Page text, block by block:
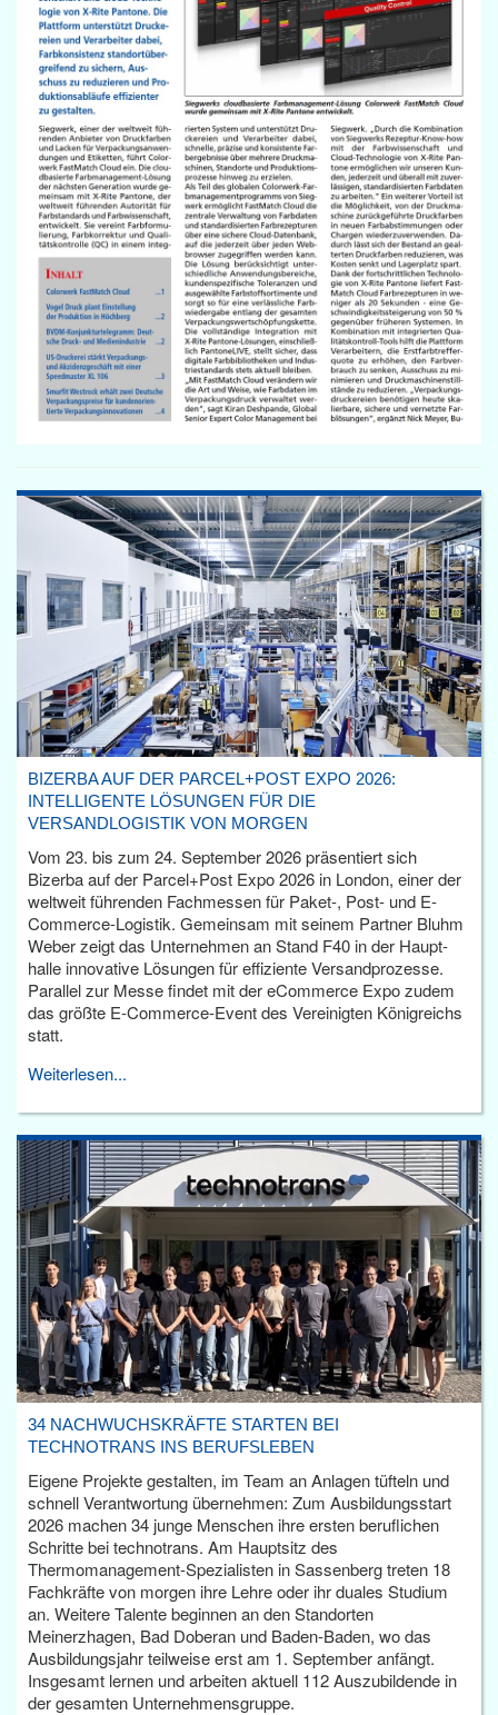
BIZERBA AUF DER PARCEL+POST EXPO 2026:
INTELLIGENTE LÖSUNGEN FÜR DIE
VERSANDLOGISTIK VON MORGEN
Vom 23. bis zum 24. September 2026 präsentiert sich
Bizerba auf der Parcel+Post Expo 2026 in London, einer der
weltweit führenden Fachmessen für Paket-, Post- und E-
Commerce-Logistik. Gemeinsam mit seinem Partner Bluhm
Weber zeigt das Unternehmen an Stand F40 in der Haupt­
halle innovative Lösungen für effiziente Versandprozesse.
Parallel zur Messe findet mit der eCommerce Expo zudem
das größte E-Commerce-Event des Vereinigten Königreichs
statt.
Weiterlesen...
34 NACHWUCHSKRÄFTE STARTEN BEI
TECHNOTRANS INS BERUFSLEBEN
Eigene Projekte gestalten, im Team an Anlagen tüfteln und
schnell Verantwortung übernehmen: Zum Ausbildungsstart
2026 machen 34 junge Menschen ihre ersten beruflichen
Schritte bei technotrans. Am Hauptsitz des
Thermomanagement-Spezialisten in Sassenberg treten 18
Fachkräfte von morgen ihre Lehre oder ihr duales Studium
an. Weitere Talente beginnen an den Standorten
Meinerzhagen, Bad Doberan und Baden-Baden, wo das
Ausbildungsjahr teilweise erst am 1. September anfängt.
Insgesamt lernen und arbeiten aktuell 112 Auszubildende in
der gesamten Unternehmensgruppe.